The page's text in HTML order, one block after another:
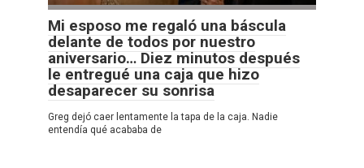
Mi esposo me regaló una báscula
delante de todos por nuestro
aniversario… Diez minutos después
le entregué una caja que hizo
desaparecer su sonrisa
Greg dejó caer lentamente la tapa de la caja. Nadie
entendía qué acababa de